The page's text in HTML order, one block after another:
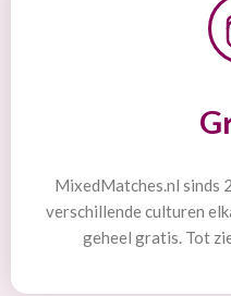
MixedMatches.nl sinds
verschillende culturen
geheel gratis. Tot